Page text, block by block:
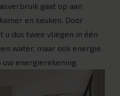
gaat op aan
en keuken. Door
u dus twee vliegen in één
water, maar ook energie.
energierekening.